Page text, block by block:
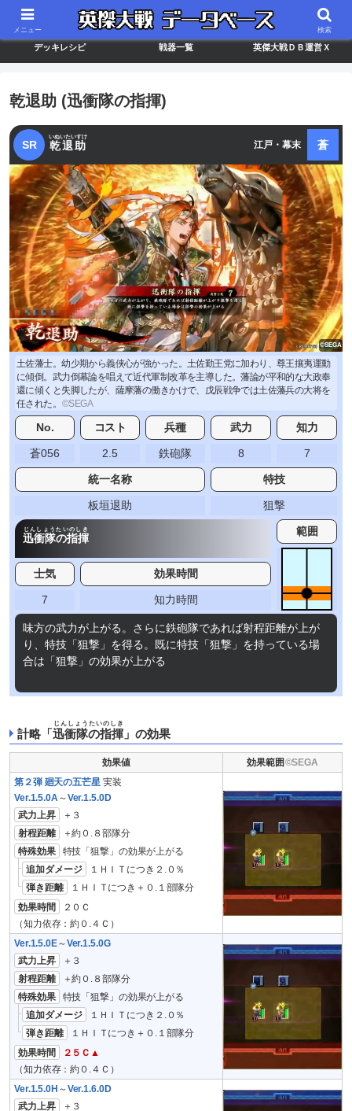
最新バージョン情報 武将ランキング カードリスト
デッキレシピ 戦器一覧 英傑大戦ＤＢ運営Ｘ
乾退助 (迅衝隊の指揮)
SR 乾退助
いぬいたいすけ
江戸・幕末 蒼
土佐藩士。幼少期から義侠心が強かった。土佐勤王党に加わり、尊王攘夷運動
に傾倒。武力倒幕論を唱えて近代軍制改革を主導した。藩論が平和的な大政奉
還に傾くと失脚したが、薩摩藩の働きかけで、戊辰戦争では土佐藩兵の大将を
任された。
No. コスト 兵種 武力 知力
蒼056 2.5 鉄砲隊 8 7
統一名称 特技
板垣退助 狙撃
迅衝隊の指揮
じんしょうたいのしき 範囲
士気 効果時間
7 知力時間
味方の武力が上がる。さらに鉄砲隊であれば射程距離が上が
り、特技「狙撃」を得る。既に特技「狙撃」を持っている場
合は「狙撃」の効果が上がる
計略「 迅衝隊の指揮
じんしょうたいのしき
」の効果
効果値
効果範囲
第２弾 廻天の五芒星 実装
Ver.1.5.0A ～Ver.1.5.0D
武力上昇
＋３
射程距離
＋約０.８部隊分
特殊効果
特技「狙撃」の効果が上がる
追加ダメージ
１ＨＩＴにつき２.０％
弾き距離
１ＨＩＴにつき＋０.１部隊分
効果時間
２０Ｃ
（知力依存：約０.４Ｃ）
Ver.1.5.0E～Ver.1.5.0G
武力上昇
＋３
射程距離
＋約０.８部隊分
特殊効果
特技「狙撃」の効果が上がる
追加ダメージ
１ＨＩＴにつき２.０％
弾き距離
１ＨＩＴにつき＋０.１部隊分
効果時間
２５Ｃ▲
（知力依存：約０.４Ｃ）
Ver.1.5.0H ～Ver.1.6.0D
武力上昇
＋３
メニュー 検索